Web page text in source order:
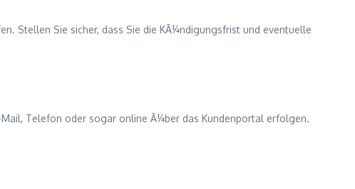
Stellen Sie sicher, dass Sie die KÃ¼ndigungsfrist und eventuelle
Telefon oder sogar online Ã¼ber das Kundenportal erfolgen.